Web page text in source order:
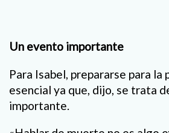
Un evento importante
Para Isabel, prepararse para la
esencial ya que, dijo, se trata
importante.